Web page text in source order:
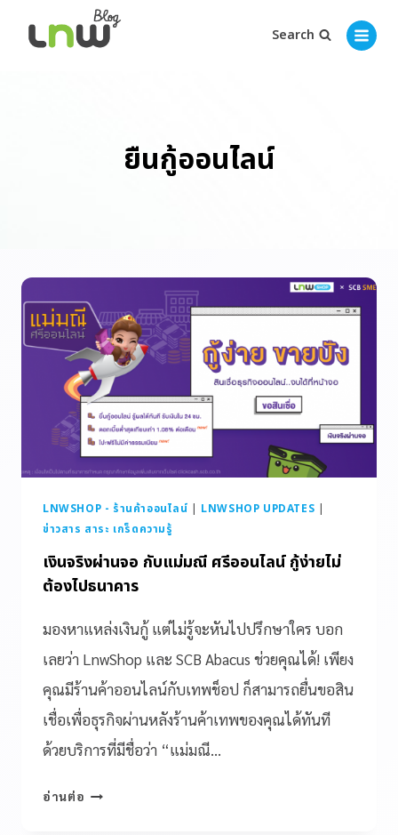
Search
ยืนกู้ออนไลน์
LNWSHOP - ร้านค้าออนไลน์ | LNWSHOP UPDATES |
ข่าวสาร สาระ เกร็ดความรู้
เงินจริงผ่านจอ กับแม่มณี ศรีออนไลน์ กู้ง่ายไม่
ต้องไปธนาคาร
มองหาแหล่งเงินกู้ แต่ไม่รู้จะหันไปปรึกษาใคร บอก
เลยว่า LnwShop และ SCB Abacus ช่วยคุณได้! เพียง
คุณมีร้านค้าออนไลน์กับเทพช็อป ก็สามารถยื่นขอสิน
เชื่อเพื่อธุรกิจผ่านหลังร้านค้าเทพของคุณได้ทันที
ด้วยบริการที่มีชื่อว่า “แม่มณี…
อ่านต่อ